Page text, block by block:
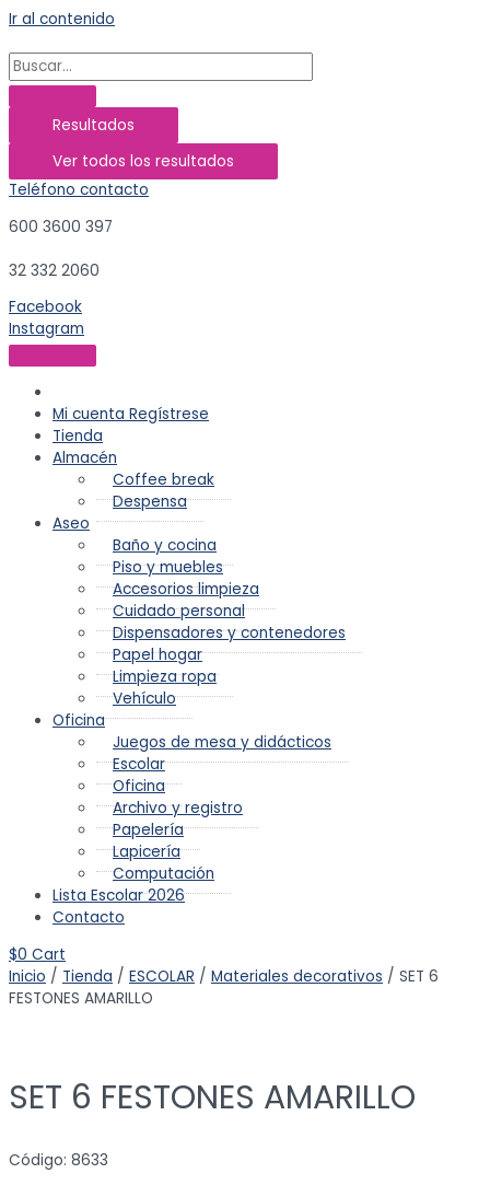
Ir al contenido
Resultados
Ver todos los resultados
Teléfono contacto
600 3600 397
32 332 2060
Facebook
Instagram
Mi cuenta Regístrese
Tienda
Almacén
Coffee break
Despensa
Aseo
Baño y cocina
Piso y muebles
Accesorios limpieza
Cuidado personal
Dispensadores y contenedores
Papel hogar
Limpieza ropa
Vehículo
Oficina
Juegos de mesa y didácticos
Escolar
Oficina
Archivo y registro
Papelería
Lapicería
Computación
Lista Escolar 2026
Contacto
$0 Cart
Inicio / Tienda / ESCOLAR / Materiales decorativos / SET 6
FESTONES AMARILLO
SET 6 FESTONES AMARILLO
Código: 8633